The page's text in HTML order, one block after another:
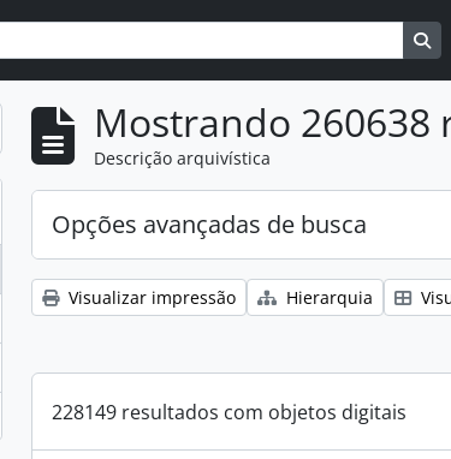
Mostrando 260638
Descrição arquivística
Opções avançadas de busca
Visualizar impressão Hierarquia
228149 resultados com objetos digitais